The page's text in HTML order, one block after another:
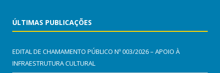
ÚLTIMAS PUBLICAÇÕES
EDITAL DE CHAMAMENTO PÚBLICO Nº 003/2026 – APOIO À
INFRAESTRUTURA CULTURAL